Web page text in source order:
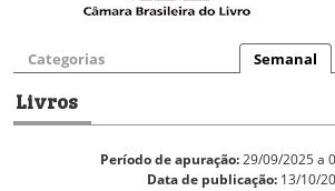
Categorias Semanal
Livros
Período de apuração:29/09/2025 a
Data de publicação: 13/10/